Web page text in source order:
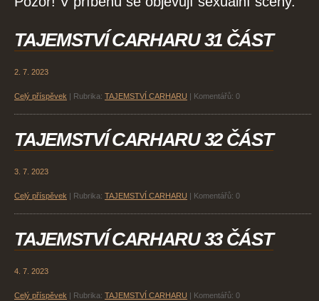
TAJEMSTVÍ CARHARU 31 ČÁST
2. 7. 2023
Celý příspěvek Rubrika: TAJEMSTVÍ CARHARU Komentářů: 0
TAJEMSTVÍ CARHARU 32 ČÁST
3. 7. 2023
Celý příspěvek Rubrika: TAJEMSTVÍ CARHARU Komentářů: 0
TAJEMSTVÍ CARHARU 33 ČÁST
4. 7. 2023
Celý příspěvek Rubrika: TAJEMSTVÍ CARHARU Komentářů: 0